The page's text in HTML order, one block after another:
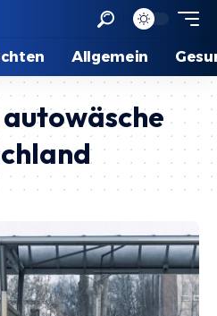
Allgemein
autowäsche